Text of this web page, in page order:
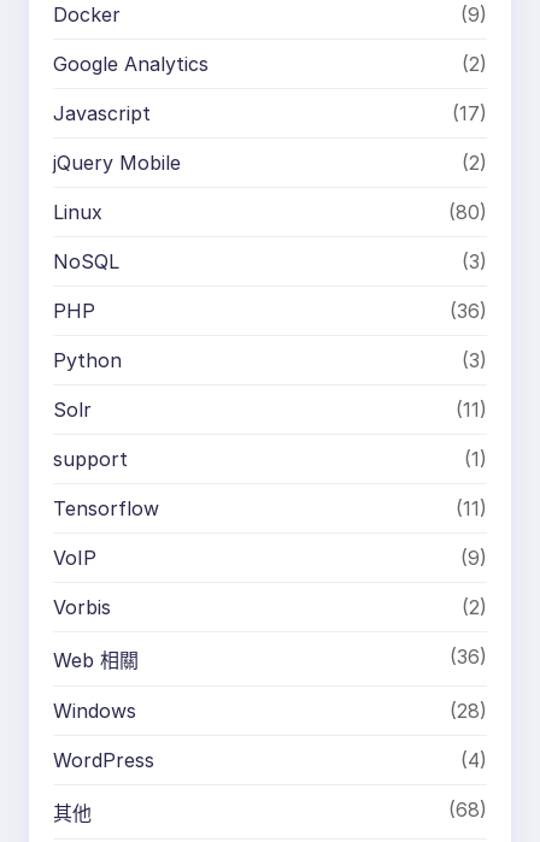
Docker (9)
Google Analytics (2)
Javascript (17)
jQuery Mobile (2)
Linux (80)
NoSQL (3)
PHP (36)
Python (3)
Solr (11)
support (1)
Tensorflow (11)
VoIP (9)
Vorbis (2)
Web 相關 (36)
Windows (28)
WordPress (4)
其他 (68)